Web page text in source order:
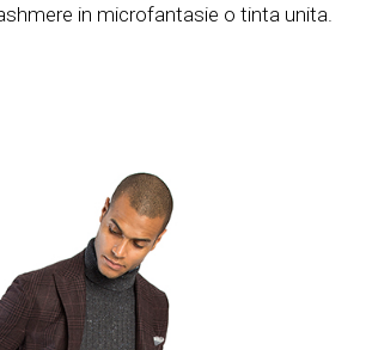
in microfantasie o tinta unita.